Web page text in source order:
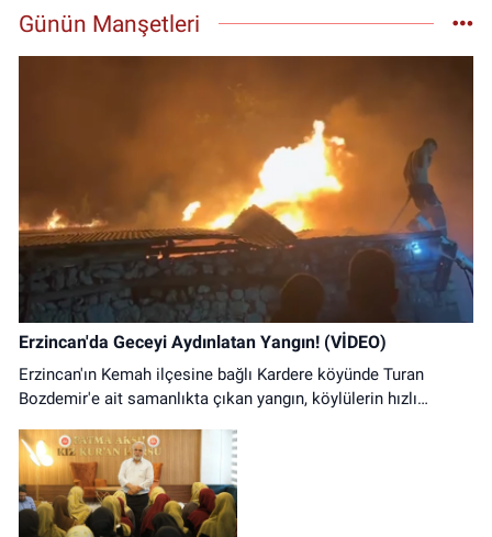
0 (446) 212 10 20
Günün Manşetleri
Erzincan'da Geceyi Aydınlatan Yangın! (VİDEO)
Erzincan'ın Kemah ilçesine bağlı Kardere köyünde Turan
Bozdemir'e ait samanlıkta çıkan yangın, köylülerin hızlı
yaşanmazken samanlıkta büyük çapta maddi hasar oluştu.